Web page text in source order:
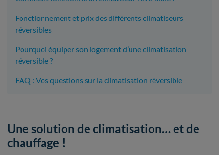
Fonctionnement et prix des différents climatiseurs
réversibles
Pourquoi équiper son logement d’une climatisation
réversible ?
FAQ : Vos questions sur la climatisation réversible
Une solution de climatisation… et de
chauffage !